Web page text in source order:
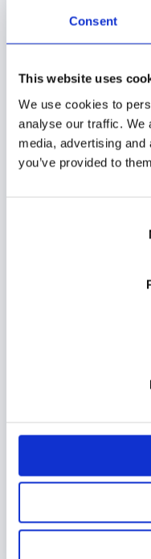
Consent
This website uses
We use cookies to
analyse our traffic. We
media, advertising
you’ve provided to